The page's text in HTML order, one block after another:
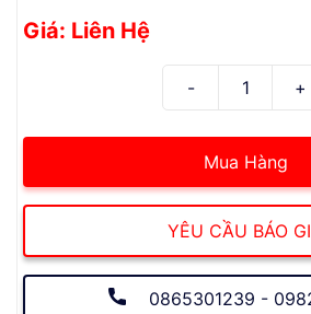
Giá: Liên Hệ
Mua Hàng
YÊU CẦU BÁO
0865301239 -